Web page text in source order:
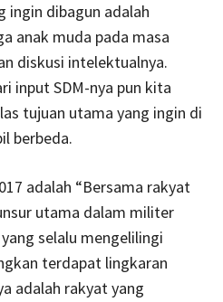
ingin dibagun adalah
anak muda pada masa
diskusi intelektualnya.
input SDM-nya pun kita
tujuan utama yang ingin di
berbeda.
adalah “Bersama rakyat
utama dalam militer
selalu mengelilingi
terdapat lingkaran
adalah rakyat yang